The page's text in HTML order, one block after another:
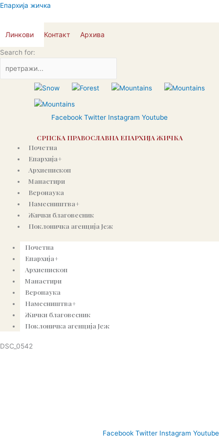
Пређи
Епархија жичка
Линкови Контакт Архива
Search for:
Facebook Twitter Instagram Youtube
СРПСКА ПРАВОСЛАВНА ЕПАРХИЈА ЖИЧКА
Почетна
Епархија+
Архиепископ
Манастири
Веронаука
Намесништва+
Жички благовесник
Поклоничка агенција Јеж
Почетна
Епархија+
Архиепископ
Манастири
Веронаука
Намесништва+
Жички благовесник
Поклоничка агенција Јеж
DSC_0542
Facebook Twitter Instagram Youtube